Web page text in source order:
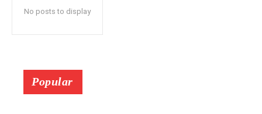
No posts to display
Popular